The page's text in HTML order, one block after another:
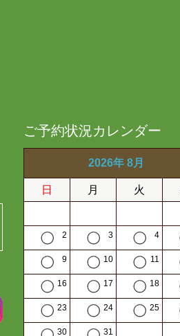
ご予約状況カレンダー
2026年 8月
日 月 火
2 3 4
9 10 11
16 17 18
23 24 25
30 31